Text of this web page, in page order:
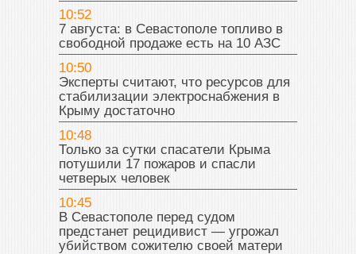
10:52
7 августа: в Севастополе топливо в
свободной продаже есть на 10 АЗС
10:50
Эксперты считают, что ресурсов для
стабилизации электроснабжения в
Крыму достаточно
10:48
Только за сутки спасатели Крыма
потушили 17 пожаров и спасли
четверых человек
10:45
В Севастополе перед судом
предстанет рецидивист — угрожал
убийством сожителю своей матери